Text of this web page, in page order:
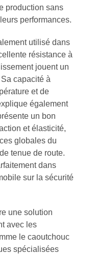
production sans
performances.
utilisé dans
résistance à
jouent un
capacité à
et de
également
un bon
et élasticité,
globales du
tenue de route.
dans
sur la sécurité
une solution
avec les
le caoutchouc
spécialisées